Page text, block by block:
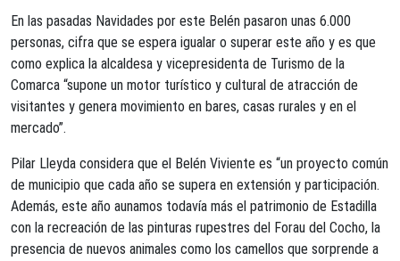
En las pasadas Navidades por este Belén pasaron unas 6.000
personas, cifra que se espera igualar o superar este año y es que
como explica la alcaldesa y vicepresidenta de Turismo de la
Comarca “supone un motor turístico y cultural de atracción de
visitantes y genera movimiento en bares, casas rurales y en el
mercado”.
Pilar Lleyda considera que el Belén Viviente es “un proyecto común
de municipio que cada año se supera en extensión y participación.
Además, este año aunamos todavía más el patrimonio de Estadilla
con la recreación de las pinturas rupestres del Forau del Cocho, la
presencia de nuevos animales como los camellos que sorprende a